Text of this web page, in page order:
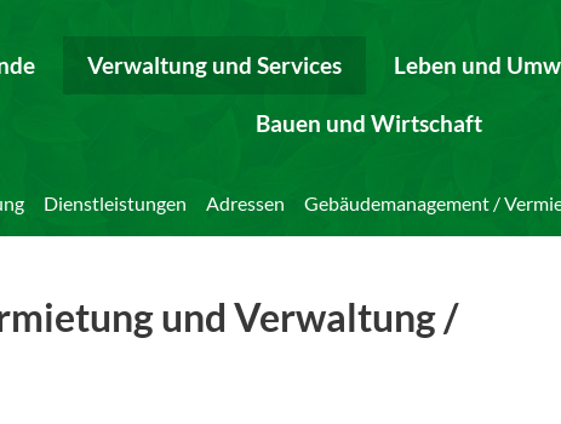
Verwaltung und Services Leben und
Bauen und Wirtschaft
Dienstleistungen Adressen Gebäudemanagement /
und Verwaltung /